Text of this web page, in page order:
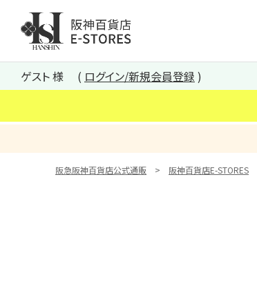
阪神百貨店E-STORES TOP
ゲスト 様 ログイン/新規会員登録
阪急阪神百貨店公式通販 阪神百貨店E-STORES